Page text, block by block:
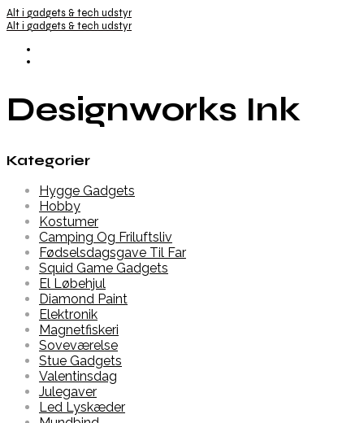
Alt i gadgets & tech udstyr
Alt i gadgets & tech udstyr
Designworks Ink
Kategorier
Hygge Gadgets
Hobby
Kostumer
Camping Og Friluftsliv
Fødselsdagsgave Til Far
Squid Game Gadgets
El Løbehjul
Diamond Paint
Elektronik
Magnetfiskeri
Soveværelse
Stue Gadgets
Valentinsdag
Julegaver
Led Lyskæder